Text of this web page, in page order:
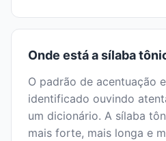
Onde está a sílaba
O padrão de acentuação
identificado ouvindo
um dicionário. A sílaba
mais forte, mais longa e